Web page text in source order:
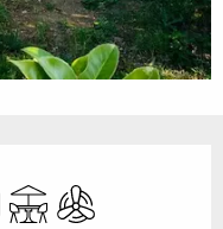
TerrasseAir conditionné